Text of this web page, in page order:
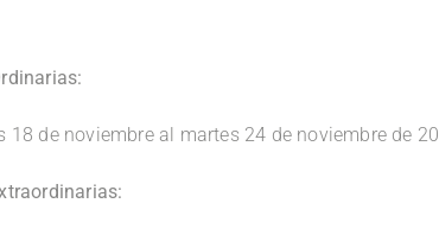
18 de noviembre al martes 24 de noviembre de